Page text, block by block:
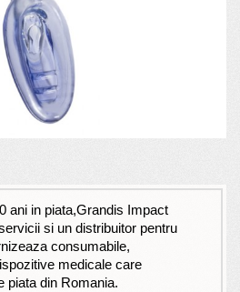
ani in piata,Grandis Impact
si un distribuitor pentru
consumabile,
medicale care
piata din Romania.